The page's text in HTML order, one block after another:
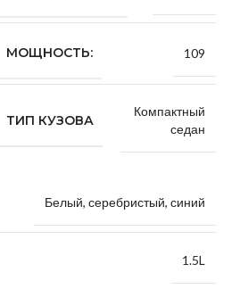
МОЩНОСТЬ: 109
ТИП КУЗОВА
Компактный
седан
Белый, серебристый, синий
1.5L